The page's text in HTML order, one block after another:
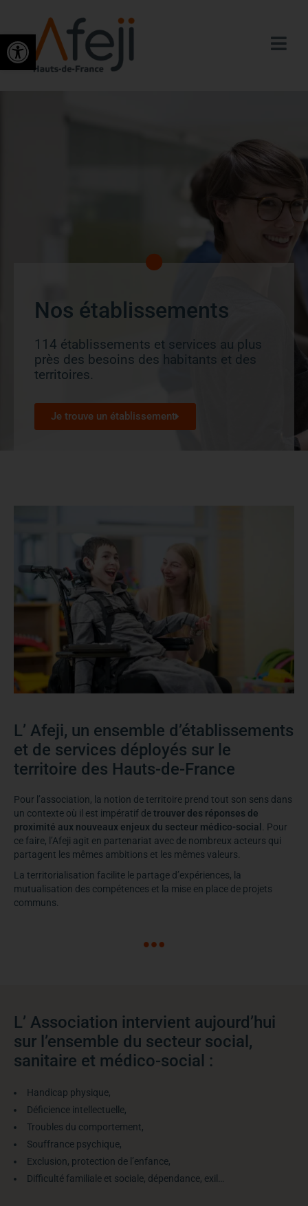
Ouvrir la barre d’outils
Nos établissements
114 établissements et services au plus
près des besoins des habitants et des
territoires.
Je trouve un établissement
L’ Afeji, un ensemble d’établissements
et de services déployés sur le
territoire des Hauts-de-France
Pour l’association, la notion de territoire prend tout son sens dans
un contexte où il est impératif detrouver des réponses de
proximité aux nouveaux enjeux du secteur médico-social
. Pour
ce faire, l’Afeji agit en partenariat avec de nombreux acteurs qui
partagent les mêmes ambitions et les mêmes valeurs.
La territorialisation facilite le partage d’expériences, la
mutualisation des compétences et la mise en place de projets
communs.
L’ Association intervient aujourd’hui
sur l’ensemble du secteur social,
sanitaire et médico-social :
Handicap physique,
Déficience intellectuelle,
Troubles du comportement,
Souffrance psychique,
Exclusion, protection de l’enfance,
Difficulté familiale et sociale, dépendance, exil…